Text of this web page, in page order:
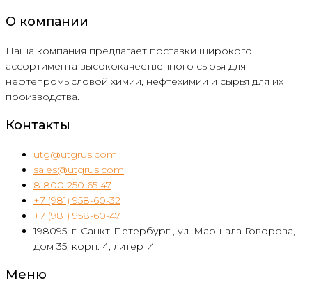
О компании
Наша компания предлагает поставки широкого
ассортимента высококачественного сырья для
нефтепромысловой химии, нефтехимии и сырья для их
производства.
Контакты
utg@utgrus.com
sales@utgrus.com
8 800 250 65 47
+7 (981) 958-60-32
+7 (981) 958-60-47
198095, г. Санкт-Петербург , ул. Маршала Говорова,
дом 35, корп. 4, литер И
Меню